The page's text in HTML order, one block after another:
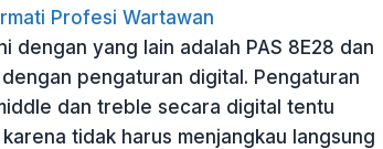
Profesi Wartawan
dengan yang lain adalah PAS 8E28 dan
pengaturan digital. Pengaturan
dan treble secara digital tentu
tidak harus menjangkau langsung